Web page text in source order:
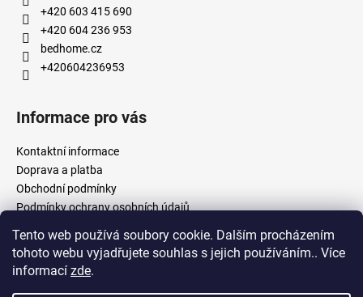
Tento web používá soubory cookie. Dalším procházením
tohoto webu vyjadřujete souhlas s jejich používáním.. Více
informací zde.
+420 603 415 690
+420 604 236 953
bedhome.cz
+420604236953
Informace pro vás
Kontaktní informace
Doprava a platba
Obchodní podmínky
Podmínky ochrany osobních údajů
Facebook